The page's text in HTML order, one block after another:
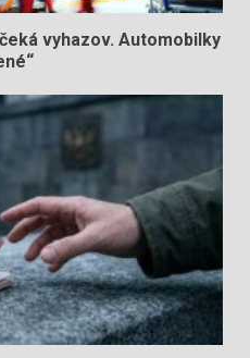
vyhazov. Automobilky